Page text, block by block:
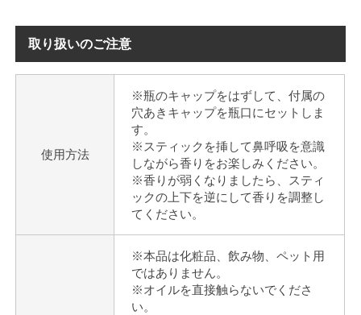
取り扱いのご注意
使用方法
※瓶のキャップをはずして、付属の
穴あきキャップを瓶口にセットしま
す。
※スティックを挿して鼻呼吸を意識
しながら香りをお楽しみください。
※香りが弱くなりましたら、スティ
ックの上下を逆にして香りを調整し
てください。
※本品は化粧品、飲み物、ペット用
ではありません。
※オイルを直接触らないでくださ
い。